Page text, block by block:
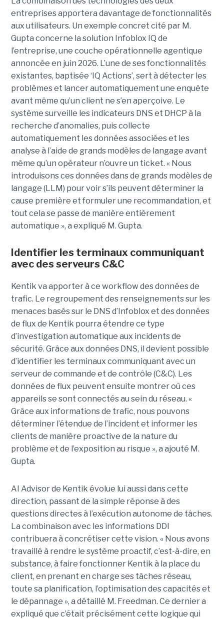
entreprises apportera davantage de fonctionnalités
aux utilisateurs. Un exemple concret cité par M.
Gupta concerne la solution Infoblox IQ de
l’entreprise, une couche opérationnelle agentique
annoncée en juin 2026. L’une de ses fonctionnalités
existantes, baptisée ‘IQ Actions’, sert à détecter les
problèmes et lancer automatiquement une enquête
avant même qu’un client ne s’en aperçoive. Le
système surveille les indicateurs DNS et DHCP à la
recherche d’anomalies, puis collecte
automatiquement les données associées et les
analyse à l’aide de grands modèles de langage avant
même qu’un opérateur n’ouvre un ticket. « Nous
introduisons ces données dans de grands modèles de
langage (LLM) pour voir s’ils peuvent déterminer la
cause première et formuler une recommandation, et
tout cela se passe de manière entièrement
automatique », a expliqué M. Gupta.
Identifier les terminaux communiquant
avec des serveurs C&C
Kentik va apporter à ce workflow des données de
trafic. Le regroupement des renseignements sur les
menaces basés sur le DNS d’Infoblox et des données
de flux de Kentik pourra étendre ce type
d’investigation automatique aux incidents de
sécurité. Grâce aux données DNS, il devient possible
d’identifier les terminaux communiquant avec un
serveur de commande et de contrôle (C&C). Les
données de flux peuvent ensuite montrer où ces
appareils se sont connectés au sein du réseau. «
Grâce aux informations de trafic, nous pouvons
déterminer l’étendue de l’incident et informer les
clients de manière proactive de la nature du
problème et de l’exposition au risque », a ajouté M.
Gupta.
AI Advisor de Kentik évolue lui aussi dans cette
direction, passant de la simple réponse à des
questions directes à l’exécution autonome de tâches.
La combinaison avec les informations DDI
contribuera à concrétiser cette vision. « Nous avons
travaillé à rendre le système proactif, c’est-à-dire, en
substance, à faire fonctionner Kentik à la place du
client, en prenant en charge ses tâches réseau,
toute sa planification, l’optimisation des capacités et
le dépannage », a détaillé M. Freedman. Ce dernier a
expliqué que c’était précisément cette logique qui